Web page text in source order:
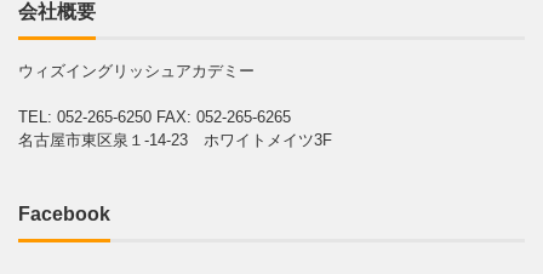
会社概要
ウィズイングリッシュアカデミー
TEL: 052-265-6250 FAX: 052-265-6265
名古屋市東区泉１-14-23 ホワイトメイツ3F
Facebook